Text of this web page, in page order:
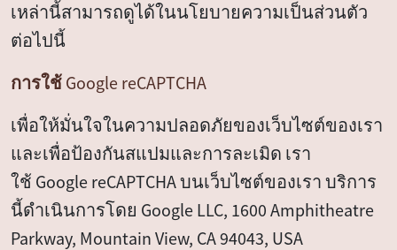
เหล่านี้สามารถดูได้ในนโยบายความเป็นส่วนตัว
ต่อไปนี้
การใช้ Google reCAPTCHA
เพื่อให้มั่นใจในความปลอดภัยของเว็บไซต์ของเรา
และเพื่อป้องกันสแปมและการละเมิด เรา
ใช้ Google reCAPTCHA บนเว็บไซต์ของเรา บริการ
นี้ดำเนินการโดย Google LLC, 1600 Amphitheatre
Parkway, Mountain View, CA 94043, USA